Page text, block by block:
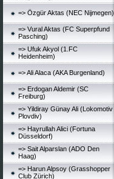
=> Özgür Aktas (NEC Nijmegen)
=> Vural Aktas (FC Superpfund
Pasching)
=> Ufuk Akyol (1.FC
Heidenheim)
=> Ali Alaca (AKA Burgenland)
=> Erdogan Aldemir (SC
Freiburg)
=> Yildiray Günay Ali (Lokomotiv
Plovdiv)
=> Hayrullah Alici (Fortuna
Düsseldorf)
=> Sait Alparslan (ADO Den
Haag)
=> Harun Alpsoy (Grasshopper
Club Zürich)